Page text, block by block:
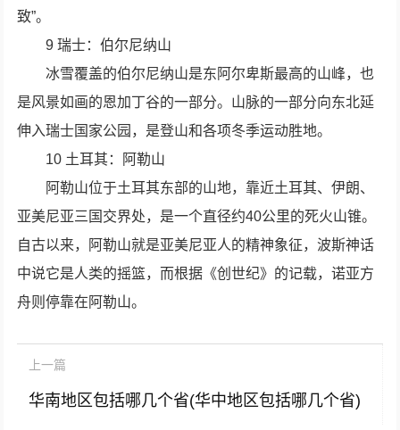
致”。
9 瑞士：伯尔尼纳山
冰雪覆盖的伯尔尼纳山是东阿尔卑斯最高的山峰，也
是风景如画的恩加丁谷的一部分。山脉的一部分向东北延
伸入瑞士国家公园，是登山和各项冬季运动胜地。
10 土耳其：阿勒山
阿勒山位于土耳其东部的山地，靠近土耳其、伊朗、
亚美尼亚三国交界处，是一个直径约40公里的死火山锥。
自古以来，阿勒山就是亚美尼亚人的精神象征，波斯神话
中说它是人类的摇篮，而根据《创世纪》的记载，诺亚方
舟则停靠在阿勒山。
上一篇
华南地区包括哪几个省(华中地区包括哪几个省)